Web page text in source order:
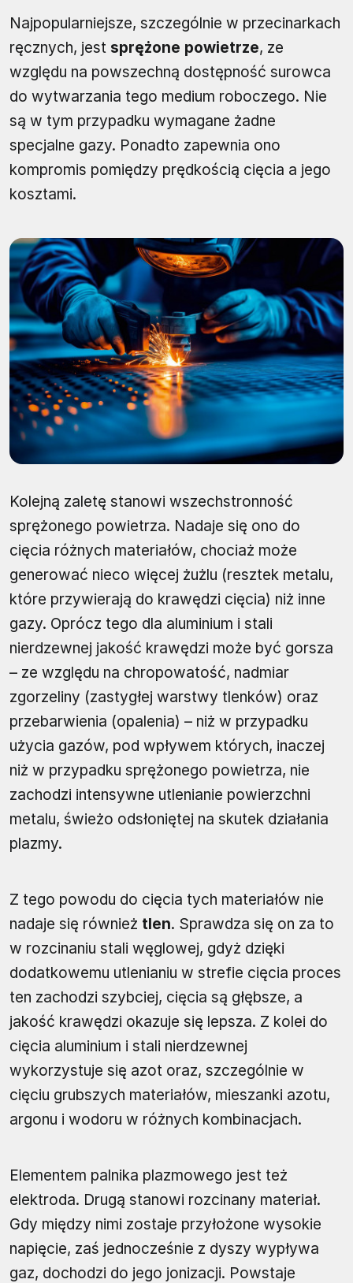
Najpopularniejsze, szczególnie w przecinarkach
ręcznych, jest sprężone powietrze, ze
względu na powszechną dostępność surowca
do wytwarzania tego medium roboczego. Nie
są w tym przypadku wymagane żadne
specjalne gazy. Ponadto zapewnia ono
kompromis pomiędzy prędkością cięcia a jego
kosztami.
Kolejną zaletę stanowi wszechstronność
sprężonego powietrza. Nadaje się ono do
cięcia różnych materiałów, chociaż może
generować nieco więcej żużlu (resztek metalu,
które przywierają do krawędzi cięcia) niż inne
gazy. Oprócz tego dla aluminium i stali
nierdzewnej jakość krawędzi może być gorsza
– ze względu na chropowatość, nadmiar
zgorzeliny (zastygłej warstwy tlenków) oraz
przebarwienia (opalenia) – niż w przypadku
użycia gazów, pod wpływem których, inaczej
niż w przypadku sprężonego powietrza, nie
zachodzi intensywne utlenianie powierzchni
metalu, świeżo odsłoniętej na skutek działania
plazmy.
Z tego powodu do cięcia tych materiałów nie
nadaje się również tlen. Sprawdza się on za to
w rozcinaniu stali węglowej, gdyż dzięki
dodatkowemu utlenianiu w strefie cięcia proces
ten zachodzi szybciej, cięcia są głębsze, a
jakość krawędzi okazuje się lepsza. Z kolei do
cięcia aluminium i stali nierdzewnej
wykorzystuje się azot oraz, szczególnie w
cięciu grubszych materiałów, mieszanki azotu,
argonu i wodoru w różnych kombinacjach.
Elementem palnika plazmowego jest też
elektroda. Drugą stanowi rozcinany materiał.
Gdy między nimi zostaje przyłożone wysokie
napięcie, zaś jednocześnie z dyszy wypływa
gaz, dochodzi do jego jonizacji. Powstaje